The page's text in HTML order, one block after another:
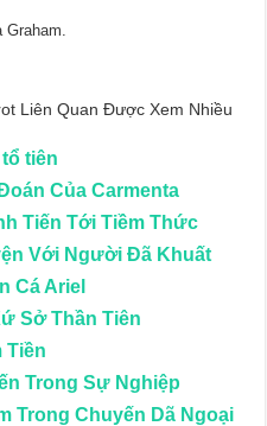
Graham.
Liên Quan Được Xem Nhiều
tiên
Của Carmenta
Tiến Tới Tiềm Thức
Với Người Đã Khuất
Cá Ariel
Sở Thần Tiên
Tiền
Trong Sự Nghiệp
Trong Chuyến Dã Ngoại